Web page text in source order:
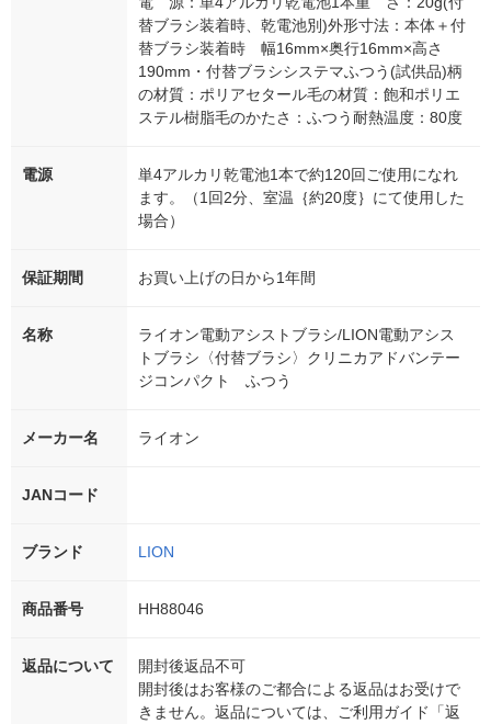
替ブラシ装着時、乾電池別)外形寸法：本体＋付
替ブラシ装着時 幅16mm×奥行16mm×高さ
190mm・付替ブラシシステマふつう(試供品)柄
の材質：ポリアセタール毛の材質：飽和ポリエ
ステル樹脂毛のかたさ：ふつう耐熱温度：80度
電源
単4アルカリ乾電池1本で約120回ご使用になれ
ます。（1回2分、室温｛約20度｝にて使用した
場合）
保証期間 お買い上げの日から1年間
名称
ライオン電動アシストブラシ/LION電動アシス
トブラシ〈付替ブラシ〉クリニカアドバンテー
ジコンパクト ふつう
メーカー名 ライオン
JANコード
ブランド LION
商品番号 HH88046
返品について
開封後返品不可
開封後はお客様のご都合による返品はお受けで
きません。返品については、ご利用ガイド「返